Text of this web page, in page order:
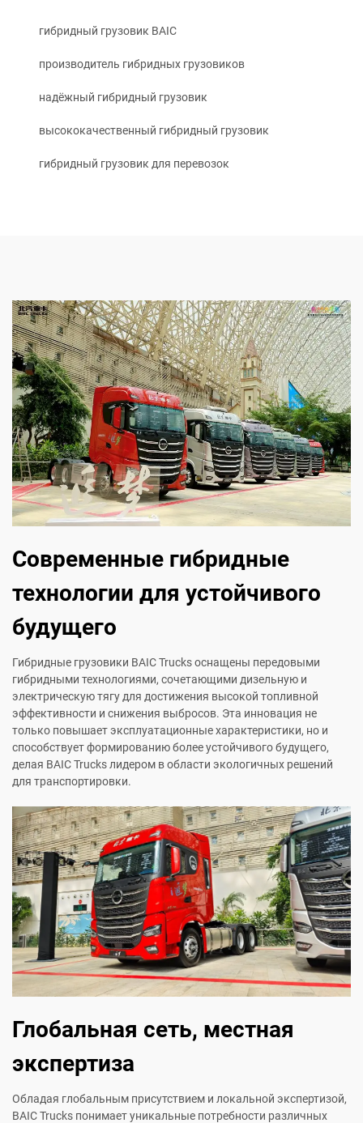
гибридный грузовик BAIC
производитель гибридных грузовиков
надёжный гибридный грузовик
высококачественный гибридный грузовик
гибридный грузовик для перевозок
Современные гибридные
технологии для устойчивого
будущего
Гибридные грузовики BAIC Trucks оснащены передовыми
гибридными технологиями, сочетающими дизельную и
электрическую тягу для достижения высокой топливной
эффективности и снижения выбросов. Эта инновация не
только повышает эксплуатационные характеристики, но и
способствует формированию более устойчивого будущего,
делая BAIC Trucks лидером в области экологичных решений
для транспортировки.
Глобальная сеть, местная
экспертиза
Обладая глобальным присутствием и локальной экспертизой,
BAIC Trucks понимает уникальные потребности различных